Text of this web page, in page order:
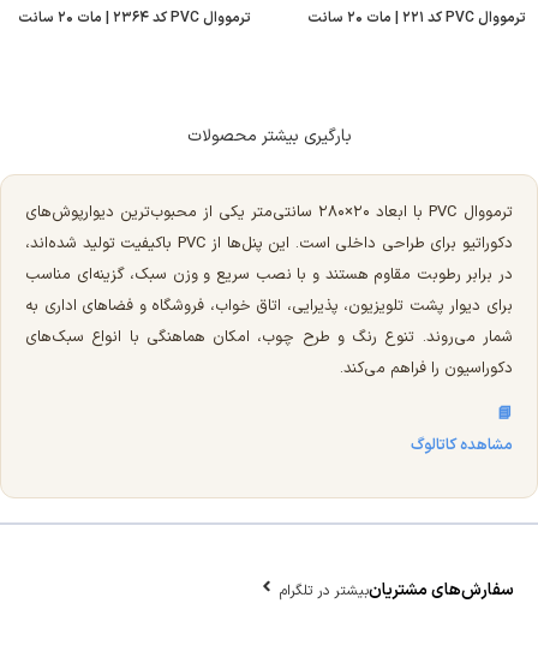
ترمووال PVC کد ۲۲۱ | مات ۲۰ سانت ترمووال PVC کد ۲۳۶۴ | مات ۲۰ سانت
بارگیری بیشتر محصولات
ترمووال PVC با ابعاد ۲۰×۲۸۰ سانتی‌متر یکی از محبوب‌ترین دیوارپوش‌های
دکوراتیو برای طراحی داخلی است. این پنل‌ها از PVC باکیفیت تولید شده‌اند،
در برابر رطوبت مقاوم هستند و با نصب سریع و وزن سبک، گزینه‌ای مناسب
برای دیوار پشت تلویزیون، پذیرایی، اتاق خواب، فروشگاه و فضاهای اداری به
شمار می‌روند. تنوع رنگ و طرح چوب، امکان هماهنگی با انواع سبک‌های
دکوراسیون را فراهم می‌کند.
📘
مشاهده کاتالوگ
سفارش‌های مشتریانبیشتر در تلگرام